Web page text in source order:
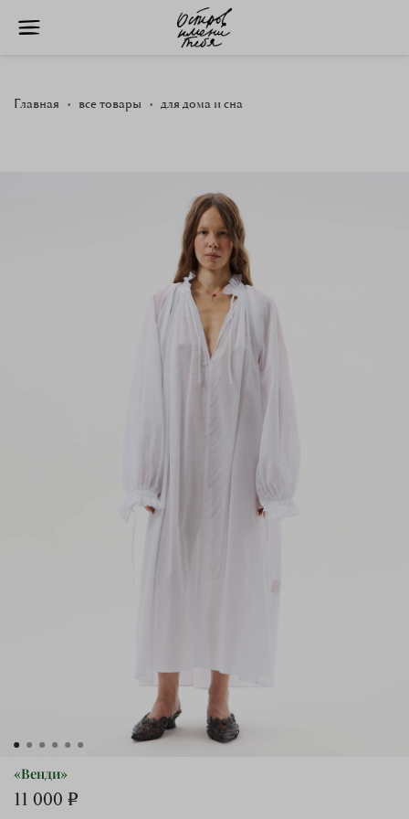
Главная все товары для дома и сна
«Венди»
11 000 ₽